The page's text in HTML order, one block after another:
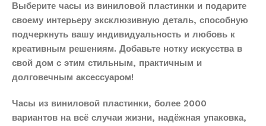
Выберите часы из виниловой пластинки и подарите
своему интерьеру эксклюзивную деталь, способную
подчеркнуть вашу индивидуальность и любовь к
креативным решениям. Добавьте нотку искусства в
свой дом с этим стильным, практичным и
долговечным аксессуаром!
Часы из виниловой пластинки, более 2000
вариантов на всё случаи жизни, надёжная упаковка,